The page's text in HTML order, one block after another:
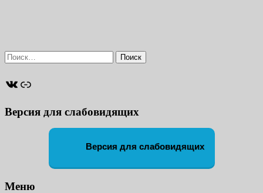
Найти:
ВКонтакте
Ссылка
Версия для слабовидящих
Версия для слабовидящих
Меню